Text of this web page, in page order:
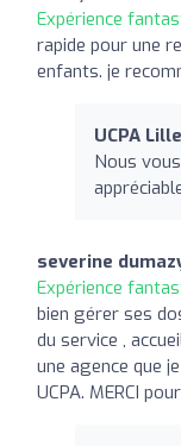
Expérience
rapide pour une
enfants. je
UCPA
Nous
severine
Expérience
bien gérer ses
du service ,
une agence que
UCPA. MERCI